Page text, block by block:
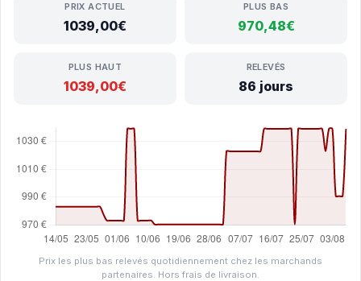
PRIX ACTUEL
1039,00€
PLUS BAS
970,48€
PLUS HAUT
1039,00€
RELEVÉS
86 jours
Prix les plus bas relevés quotidiennement chez les marchands
partenaires. Hors frais de livraison.